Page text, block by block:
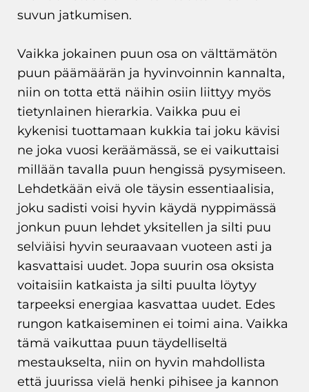
suvun jatkumisen.
Vaikka jokainen puun osa on välttämätön
puun päämäärän ja hyvinvoinnin kannalta,
niin on totta että näihin osiin liittyy myös
tietynlainen hierarkia. Vaikka puu ei
kykenisi tuottamaan kukkia tai joku kävisi
ne joka vuosi keräämässä, se ei vaikuttaisi
millään tavalla puun hengissä pysymiseen.
Lehdetkään eivä ole täysin essentiaalisia,
joku sadisti voisi hyvin käydä nyppimässä
jonkun puun lehdet yksitellen ja silti puu
selviäisi hyvin seuraavaan vuoteen asti ja
kasvattaisi uudet. Jopa suurin osa oksista
voitaisiin katkaista ja silti puulta löytyy
tarpeeksi energiaa kasvattaa uudet. Edes
rungon katkaiseminen ei toimi aina. Vaikka
tämä vaikuttaa puun täydelliseltä
mestaukselta, niin on hyvin mahdollista
että juurissa vielä henki pihisee ja kannon